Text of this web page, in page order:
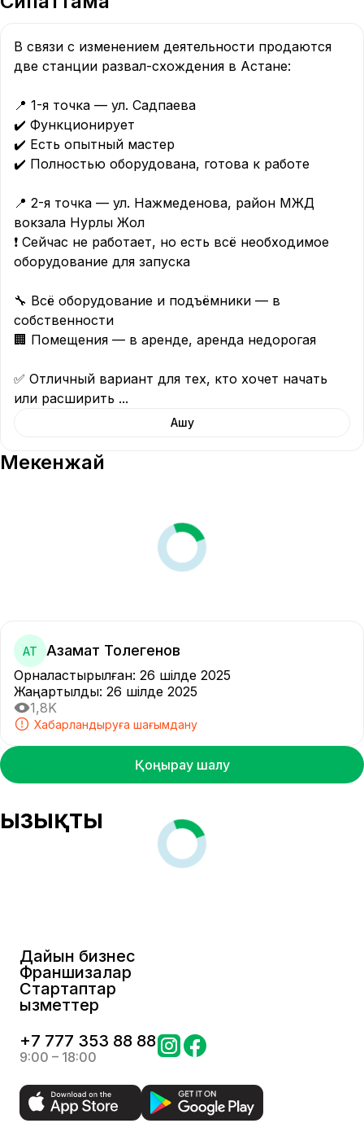
В связи с изменением деятельности продаются
две станции развал-схождения в Астане:
📍 1-я точка — ул. Садпаева
✔️ Функционирует
✔️ Есть опытный мастер
✔️ Полностью оборудована, готова к работе
📍 2-я точка — ул. Нажмеденова, район МЖД
вокзала Нурлы Жол
❗ Сейчас не работает, но есть всё необходимое
оборудование для запуска
🔧 Всё оборудование и подъёмники — в
собственности
🏢 Помещения — в аренде, аренда недорогая
✅ Отличный вариант для тех, кто хочет начать
или расширить ...
Ашу
Мекенжай
АТ Азамат Толегенов
Орналастырылған: 26 шілде 2025
Жаңартылды: 26 шілде 2025
1,8K
Хабарландыруға шағымдану
Қоңырау шалу
Қызықты
Дайын бизнес
Франшизалар
Стартаптар
Қызметтер
+7 777 353 88 88
9:00 – 18:00